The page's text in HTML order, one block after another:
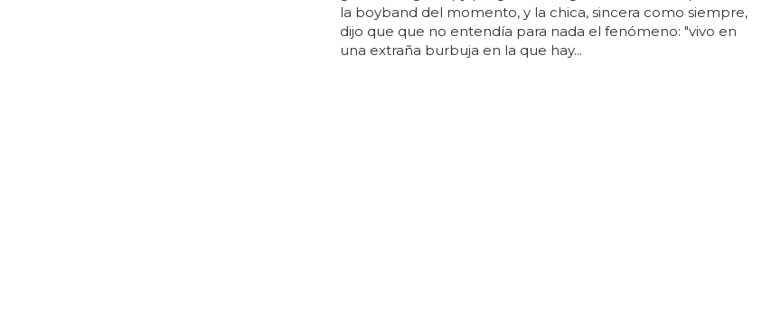
la boyband del momento, y la chica, sincera como siempre,
dijo que que no entendía para nada el fenómeno: "vivo en
una extraña burbuja en la que hay...